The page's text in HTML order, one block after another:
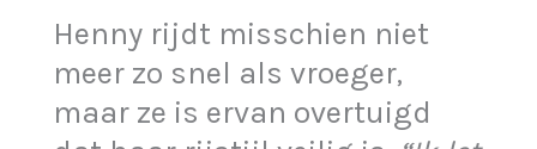
Henny rijdt misschien niet
meer zo snel als vroeger,
maar ze is ervan overtuigd